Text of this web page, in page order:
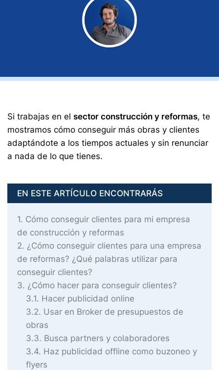
Si trabajas en el sector construcción y reformas, te
mostramos cómo conseguir más obras y clientes
adaptándote a los tiempos actuales y sin renunciar
a nada de lo que tienes.
EN ESTE ARTÍCULO ENCONTRARÁS
1 Cómo conseguir clientes para mi empresa
de construcción y reformas
2 ¿Cómo conseguir clientes para una empresa
de reformas? ¿Qué palabras utilizar para
conseguir clientes?
3 ¿Cómo hacer para conseguir clientes?
3.1 Hacer publicidad online
3.2 Usar en Broker de presupuestos de
obras
3.3 Busca partners y colaboradores
3.4 Haz publicidad offline como buzoneo y
flyers